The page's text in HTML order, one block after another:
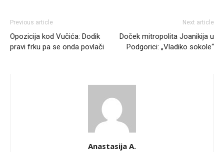
Previous article
Opozicija kod Vučića: Dodik
pravi frku pa se onda povlači
Next article
Doček mitropolita Joanikija u
Podgorici: „Vladiko sokole“
Anastasija A.